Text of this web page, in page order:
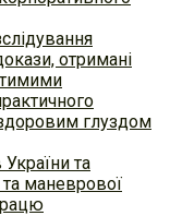
отримані
глуздом
України та
та маневрової